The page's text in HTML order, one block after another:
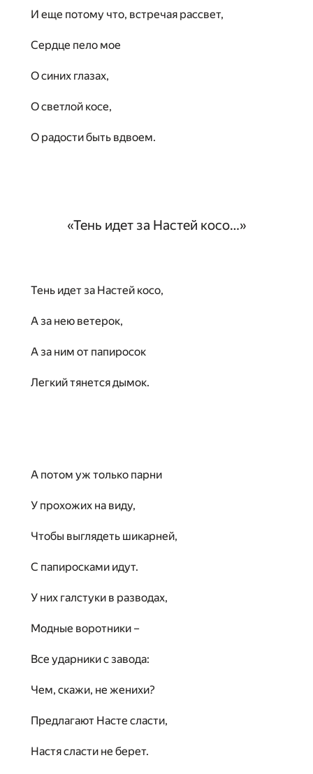
И еще потому что, встречая рассвет,
Сердце пело мое
О синих глазах,
О светлой косе,
О радости быть вдвоем.
«Тень идет за Настей косо…»
Тень идет за Настей косо,
А за нею ветерок,
А за ним от папиросок
Легкий тянется дымок.
А потом уж только парни
У прохожих на виду,
Чтобы выглядеть шикарней,
С папиросками идут.
У них галстуки в разводах,
Модные воротники –
Все ударники с завода:
Чем, скажи, не женихи?
Предлагают Насте сласти,
Настя сласти не берет.